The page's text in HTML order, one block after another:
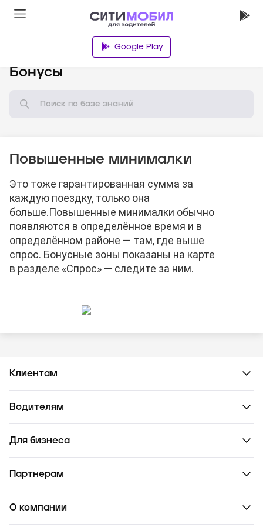
Google Play
Бонусы
Повышенные минималки
Это тоже гарантированная сумма за
каждую поездку, только она
больше.Повышенные минималки обычно
появляются в определённое время и в
определённом районе — там, где выше
спрос. Бонусные зоны показаны на карте
в разделе «Спрос» — следите за ним.
Клиентам
Водителям
Для бизнеса
Партнерам
О компании